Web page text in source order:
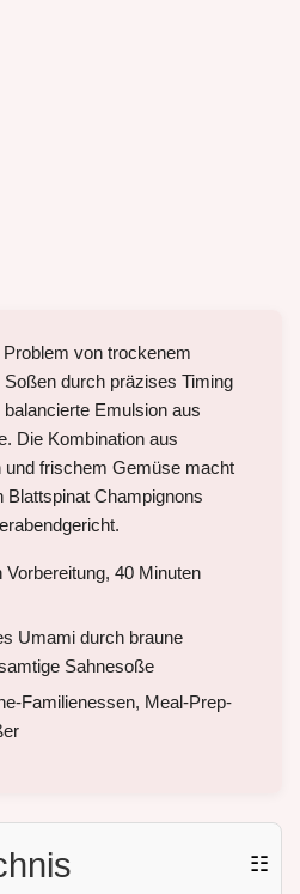
von trockenem
durch präzises Timing
Emulsion aus
Die Kombination aus
und frischem Gemüse macht
Champignons
40 Minuten
Umami durch braune
Sahnesoße
Familienessen, Meal-Prep-
☷